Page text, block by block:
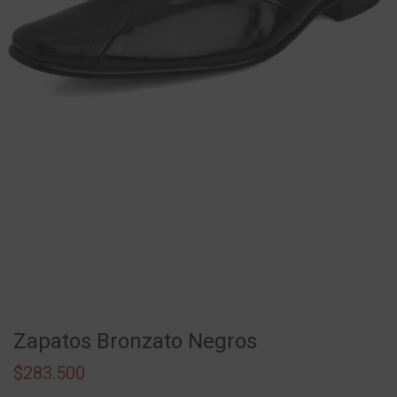
Zapatos Bronzato Negros
$283.500